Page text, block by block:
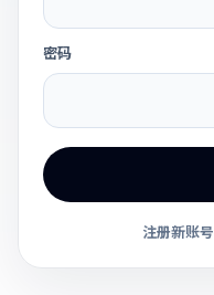
密码
注册新账号